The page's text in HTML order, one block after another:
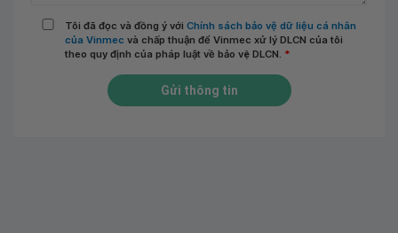
Tôi đã đọc và đồng ý với Chính sách bảo vệ dữ liệu cá nhân
của Vinmec và chấp thuận để Vinmec xử lý DLCN của tôi
theo quy định của pháp luật về bảo vệ DLCN. *
Gửi thông tin